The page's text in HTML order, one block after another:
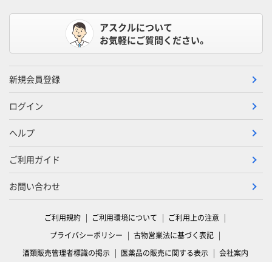
アスクルについて
お気軽にご質問ください。
新規会員登録
ログイン
ヘルプ
ご利用ガイド
お問い合わせ
ご利用規約 ご利用環境について
ご利用上の注意
プライバシーポリシー
古物営業法に基づく表記
酒類販売管理者標識の掲示
医薬品の販売に関する表示 会社案内